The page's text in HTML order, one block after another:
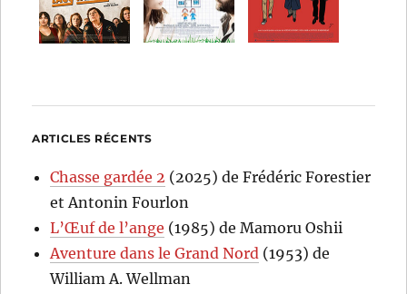
ARTICLES RÉCENTS
Chasse gardée 2 (2025) de Frédéric Forestier
et Antonin Fourlon
L’Œuf de l’ange (1985) de Mamoru Oshii
Aventure dans le Grand Nord (1953) de
William A. Wellman